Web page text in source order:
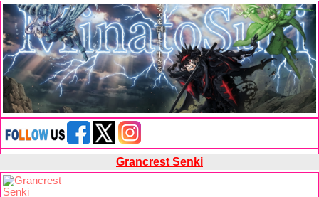
Grancrest Senki